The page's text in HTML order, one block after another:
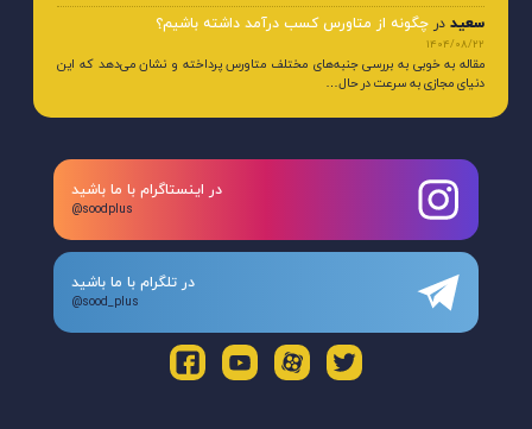
سعید در چگونه از متاورس کسب درآمد داشته باشیم؟
1404/08/22
مقاله به خوبی به بررسی جنبه‌های مختلف متاورس پرداخته و نشان می‌دهد که این
دنیای مجازی به سرعت در حال…
در اینستاگرام با ما باشید
@soodplus
در تلگرام با ما باشید
@sood_plus